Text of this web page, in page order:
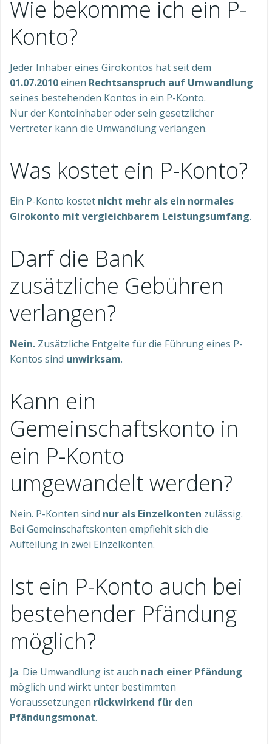
Wie bekomme ich ein P-
Konto?
Jeder Inhaber eines Girokontos hat seit dem
01.07.2010einen Rechtsanspruch auf Umwandlung
seines bestehenden Kontos in ein P-Konto.
Nur der Kontoinhaber oder sein gesetzlicher
Vertreter kann die Umwandlung verlangen.
Was kostet ein P-Konto?
Ein P-Konto kostet nicht mehr als ein normales
Girokonto mit vergleichbarem Leistungsumfang.
Darf die Bank
zusätzliche Gebühren
verlangen?
Nein. Zusätzliche Entgelte für die Führung eines P-
Kontos sind unwirksam.
Kann ein
Gemeinschaftskonto in
ein P-Konto
umgewandelt werden?
Nein. P-Konten sind nur als Einzelkonten zulässig.
Bei Gemeinschaftskonten empfiehlt sich die
Aufteilung in zwei Einzelkonten.
Ist ein P-Konto auch bei
bestehender Pfändung
möglich?
Ja. Die Umwandlung ist auch nach einer Pfändung
möglich und wirkt unter bestimmten
Voraussetzungen rückwirkend für den
Pfändungsmonat.